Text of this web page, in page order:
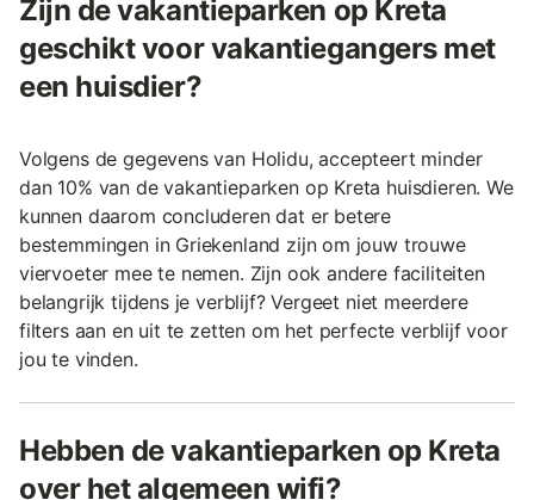
Zijn de vakantieparken op Kreta
geschikt voor vakantiegangers met
een huisdier?
Volgens de gegevens van Holidu, accepteert minder
dan 10% van de vakantieparken op Kreta huisdieren. We
kunnen daarom concluderen dat er betere
bestemmingen in Griekenland zijn om jouw trouwe
viervoeter mee te nemen. Zijn ook andere faciliteiten
belangrijk tijdens je verblijf? Vergeet niet meerdere
filters aan en uit te zetten om het perfecte verblijf voor
jou te vinden.
Hebben de vakantieparken op Kreta
over het algemeen wifi?